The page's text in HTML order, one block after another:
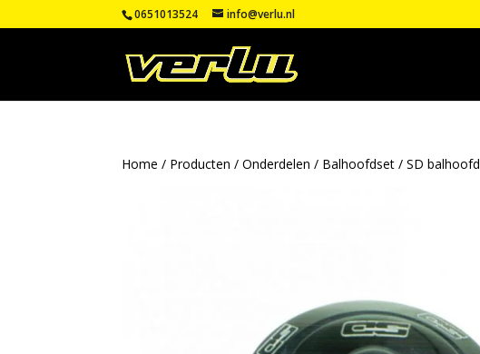
0651013524 info@verlu.nl
Home / Producten /Onderdelen / Balhoofdset /SD balhoofd